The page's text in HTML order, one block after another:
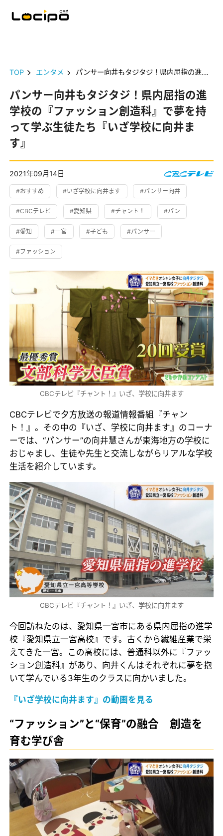
TOP エンタメ パンサー向井もタジタジ！県内屈指の進学校の『ファッション創造科』で夢を持って学ぶ生徒たち『いざ学校に向井ます』
パンサー向井もタジタジ！県内屈指の進
学校の『ファッション創造科』で夢を持
って学ぶ生徒たち『いざ学校に向井ま
す』
2021年09月14日
#おすすめ #いざ学校に向井ます #パンサー向井
#CBCテレビ #愛知県 #チャント！ #パン
#愛知 #一宮 #子ども #パンサー
#ファッション
CBCテレビ『チャント！』いざ、学校に向井ます
CBCテレビで夕方放送の報道情報番組『チャン
ト！』。その中の『いざ、学校に向井ます』のコーナ
ーでは、“パンサー”の向井慧さんが東海地方の学校に
おじゃまし、生徒や先生と交流しながらリアルな学校
生活を紹介しています。
CBCテレビ『チャント！』いざ、学校に向井ます
今回訪ねたのは、愛知県一宮市にある県内屈指の進学
校『愛知県立一宮高校』です。古くから繊維産業で栄
えてきた一宮。この高校には、普通科以外に『ファッ
ション創造科』があり、向井くんはそれぞれに夢を抱
いて学んでいる3年生のクラスに向かいました。
『いざ学校に向井ます』の動画を見る
“ファッション”と“保育”の融合 創造を
育む学び舎